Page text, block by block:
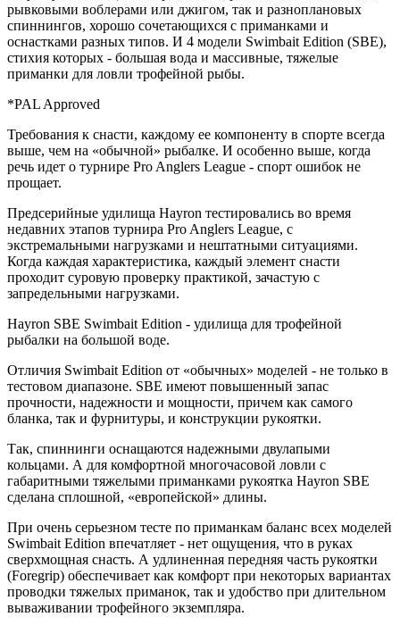
рывковыми воблерами или джигом, так и разноплановых
спиннингов, хорошо сочетающихся с приманками и
оснастками разных типов. И 4 модели Swimbait Edition (SBE),
стихия которых - большая вода и массивные, тяжелые
приманки для ловли трофейной рыбы.
*PAL Approved
Требования к снасти, каждому ее компоненту в спорте всегда
выше, чем на «обычной» рыбалке. И особенно выше, когда
речь идет о турнире Pro Anglers League - спорт ошибок не
прощает.
Предсерийные удилища Hayron тестировались во время
недавних этапов турнира Pro Anglers League, с
экстремальными нагрузками и нештатными ситуациями.
Когда каждая характеристика, каждый элемент снасти
проходит суровую проверку практикой, зачастую с
запредельными нагрузками.
Hayron SBE Swimbait Edition - удилища для трофейной
рыбалки на большой воде.
Отличия Swimbait Edition от «обычных» моделей - не только в
тестовом диапазоне. SBE имеют повышенный запас
прочности, надежности и мощности, причем как самого
бланка, так и фурнитуры, и конструкции рукоятки.
Так, спиннинги оснащаются надежными двулапыми
кольцами. А для комфортной многочасовой ловли с
габаритными тяжелыми приманками рукоятка Hayron SBE
сделана сплошной, «европейской» длины.
При очень серьезном тесте по приманкам баланс всех моделей
Swimbait Edition впечатляет - нет ощущения, что в руках
сверхмощная снасть. А удлиненная передняя часть рукоятки
(Foregrip) обеспечивает как комфорт при некоторых вариантах
проводки тяжелых приманок, так и удобство при длительном
вываживании трофейного экземпляра.